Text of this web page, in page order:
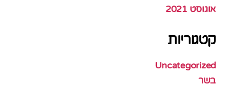
אוגוסט 2021
קטגוריות
Uncategorized
בשר